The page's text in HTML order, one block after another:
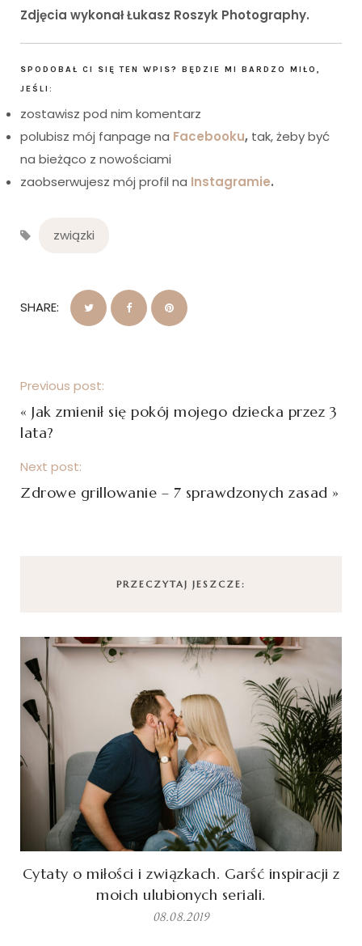
Zdjęcia wykonał Łukasz Roszyk Photography.
SPODOBAŁ CI SIĘ TEN WPIS? BĘDZIE MI BARDZO MIŁO,
JEŚLI:
zostawisz pod nim komentarz
polubisz mój fanpage na Facebooku, tak, żeby być
na bieżąco z nowościami
zaobserwujesz mój profil na Instagramie.
związki
SHARE:
Previous post:
« Jak zmienił się pokój mojego dziecka przez 3
lata?
Next post:
Zdrowe grillowanie – 7 sprawdzonych zasad »
PRZECZYTAJ JESZCZE:
Cytaty o miłości i związkach. Garść inspiracji z
moich ulubionych seriali.
08.08.2019